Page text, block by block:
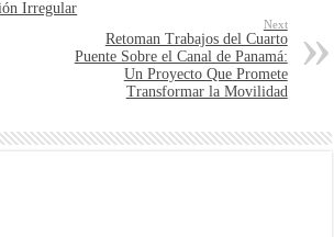
Irregular
Next
Retoman Trabajos del Cuarto
Puente Sobre el Canal de Panamá:
Un Proyecto Que Promete
Transformar la Movilidad